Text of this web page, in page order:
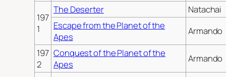
197
1
The Deserter
Natachai
Escape from the Planet of the
Apes
Armando
197
2
Conquest of the Planet of the
Apes
Armando